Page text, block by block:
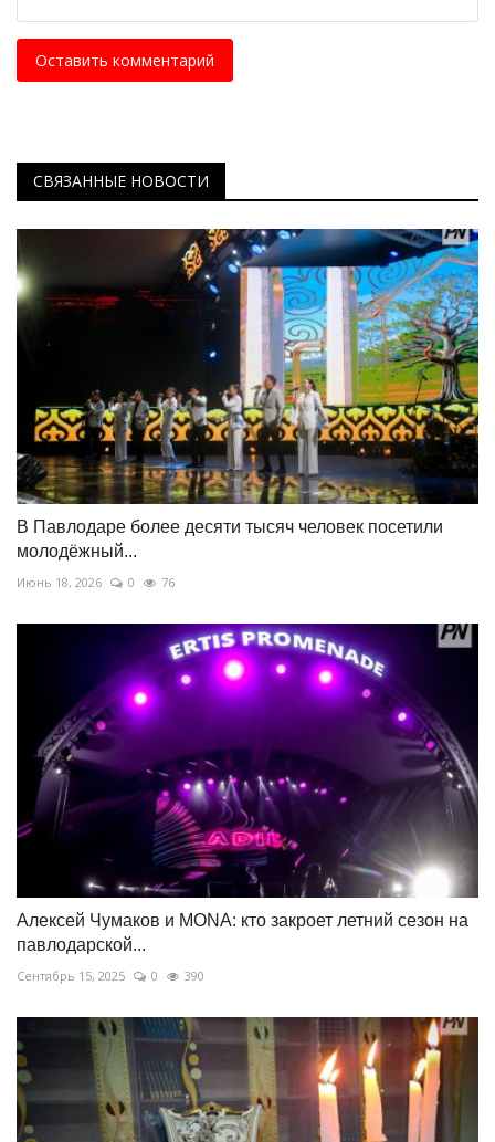
Оставить комментарий
СВЯЗАННЫЕ НОВОСТИ
В Павлодаре более десяти тысяч человек посетили
молодёжный...
Июнь 18, 2026 0 76
Алексей Чумаков и MONA: кто закроет летний сезон на
павлодарской...
Сентябрь 15, 2025 0 390